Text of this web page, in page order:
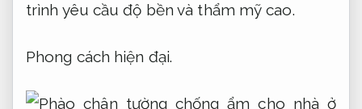
trình yêu cầu độ bền và thẩm mỹ cao.
Phong cách hiện đại.